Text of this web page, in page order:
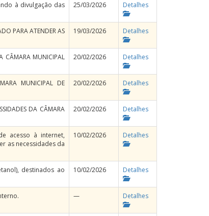
à divulgação das
25/03/2026 Detalhes
PARA ATENDER AS
19/03/2026 Detalhes
CÂMARA MUNICIPAL
20/02/2026 Detalhes
MUNICIPAL DE
20/02/2026 Detalhes
DA CÂMARA
20/02/2026 Detalhes
acesso à internet,
as necessidades da
10/02/2026 Detalhes
destinados ao
10/02/2026 Detalhes
— Detalhes